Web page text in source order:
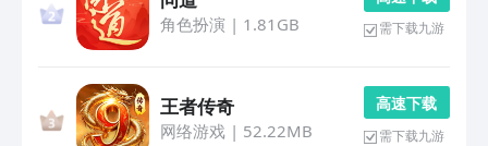
角色扮演 | 1.81GB 需下载九游
王者传奇
网络游戏| 52.22MB
高 速 下 载
需下载九游